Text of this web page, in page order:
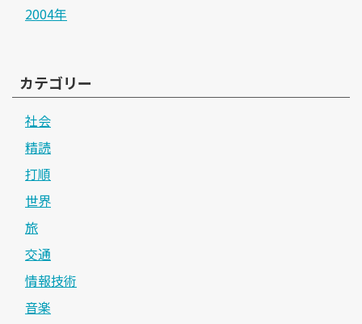
2004年
カテゴリー
社会
精読
打順
世界
旅
交通
情報技術
音楽